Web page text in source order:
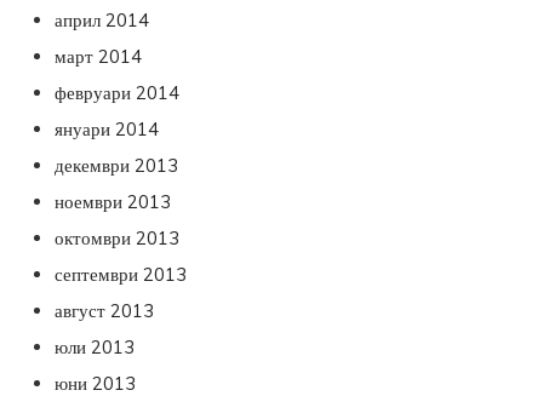
април 2014
март 2014
февруари 2014
януари 2014
декември 2013
ноември 2013
октомври 2013
септември 2013
август 2013
юли 2013
юни 2013